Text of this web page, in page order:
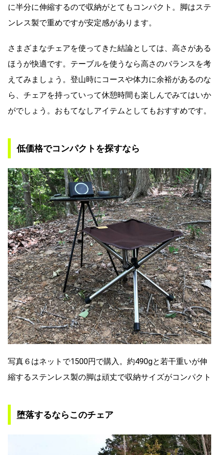
に半分に伸縮するので収納がとてもコンパクト。脚はステ
ンレス製で重めですが安定感があります。
さまざまなチェアを使ってきた結論としては、高さがある
ほうが快適です。テーブルを使うなら高さのバランスを考
えてみましょう。登山時にコースや体力に余裕があるのな
ら、チェアを持っていって休憩時間も楽しんでみてはいか
がでしょう。おもてなしアイテムとしてもおすすめです。
低価格でコンパクトを探すなら
写真６はネットで1500円で購入。約490gと若干重いが伸
縮するステンレス製の脚は頑丈で収納サイズがコンパクト
堕落するならこのチェア